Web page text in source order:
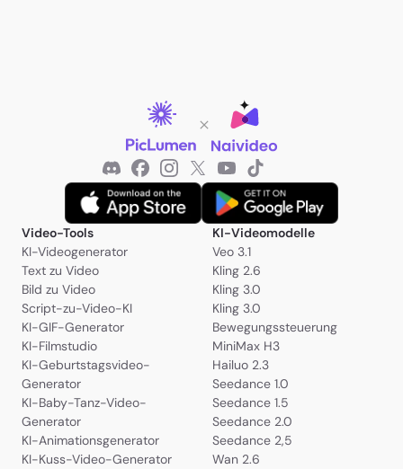
Video-Tools
KI-Videogenerator
Text zu Video
Bild zu Video
Script-zu-Video-KI
KI-GIF-Generator
KI-Filmstudio
KI-Geburtstagsvideo-
Generator
KI-Baby-Tanz-Video-
Generator
KI-Animationsgenerator
KI-Kuss-Video-Generator
KI-Videomodelle
Veo 3.1
Kling 2.6
Kling 3.0
Kling 3.0
Bewegungssteuerung
MiniMax H3
Hailuo 2.3
Seedance 1.0
Seedance 1.5
Seedance 2.0
Seedance 2,5
Wan 2.6